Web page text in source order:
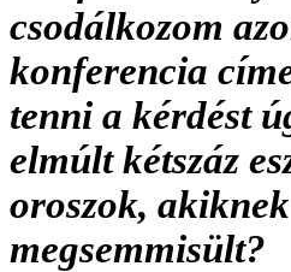
csodálkozom
konferencia
tenni a kérdést
elmúlt kétszáz
oroszok,
megsemmisült?